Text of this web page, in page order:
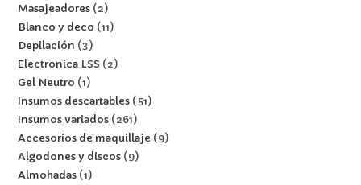
Masajeadores 2
Blanco y deco
11
Depilación
3
Electronica LSS
2
Gel Neutro
1
Insumos descartables 51
Insumos variados 261
Accesorios de maquillaje
9
Algodones y discos 9
Almohadas 1